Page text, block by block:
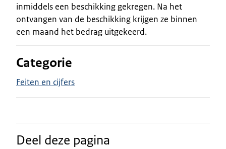
inmiddels een beschikking gekregen. Na het
ontvangen van de beschikking krijgen ze binnen
een maand het bedrag uitgekeerd.
Categorie
Feiten en cijfers
Deel deze pagina